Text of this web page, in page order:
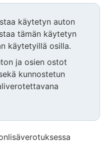
käytetyn auton
tämän käytetyn
käytetyillä osilla.
ja osien ostot
kunnostetun